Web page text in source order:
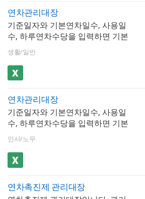
합으로 연차 발생 → 사용 → 이월
→ 정산으로 이어지는 연차 전 주기
를 단절 없이 관리할 수 있습니다. -
이런 분께 추천합니다✔ 전년도 미
사용 연차를 이월하여 운영하는 취
업규칙을 가진 기업의 인사 담당자
✔ 연도말 연차 정산 내역을 체계적
자✔ 퇴직자 발생 시 즉각적인 연차
잔여분 확인 및 정산 처리가 필요한
사업장✔ 연차 발생부터 사용·이월·
정산까지 전 주기를 하나의 파일로
통합 관리하고 싶은 담당자✔ HR 시
스템 없이 엑셀만으로 실무 수준의
연차 관리 체계를 구축하려는 중소
거나 출력할 수 있습니다. 4. 연차관
리대장을 새로운 파일로 저장하여
관리하거나 메일로 보낼 수 있습니
다.
연차관리대장
기준일자와 기본연차일수, 사용일
수, 하루연차수당을 입력하면 기본
연차와 잔여일수, 연차수당이 자동
으로 계산됩니다.
생활/일반
연차관리대장
기준일자와 기본연차일수, 사용일
수, 하루연차수당을 입력하면 기본
연차와 잔여일수, 연차수당이 자동
으로 계산됩니다.
인사/노무
연차촉진제 관리대장